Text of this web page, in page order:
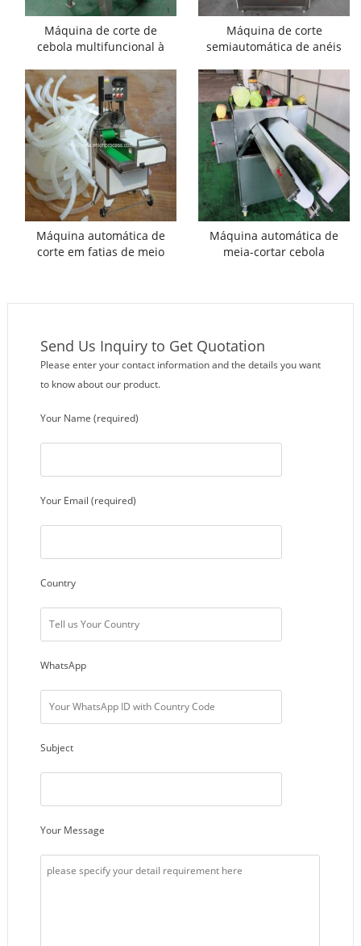
Máquina de corte de
cebola multifuncional à
Máquina de corte
semiautomática de anéis
Máquina automática de
corte em fatias de meio
Máquina automática de
meia-cortar cebola
Send Us Inquiry to Get Quotation
Please enter your contact information and the details you want
to know about our product.
Your Name (required)
Your Email (required)
Country
WhatsApp
Subject
Your Message